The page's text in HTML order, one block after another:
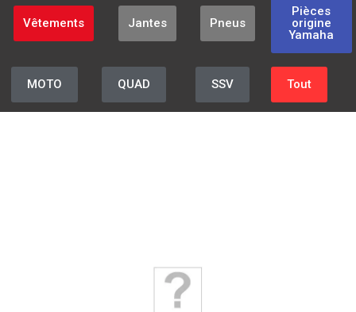
Pièces
origine
Yamaha
Pneus
Jantes
Vêtements
Tout
SSV
QUAD
MOTO